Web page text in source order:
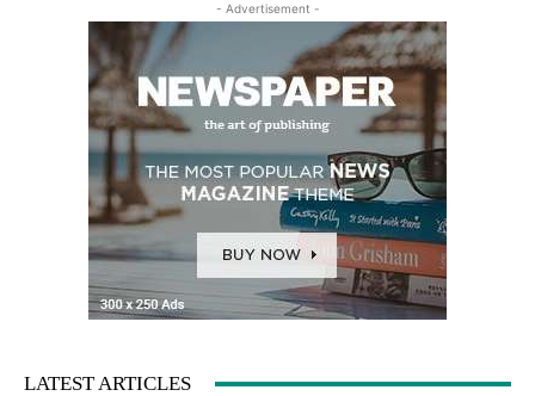
- Advertisement -
LATEST ARTICLES